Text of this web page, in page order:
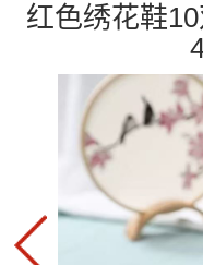
红色绣花鞋